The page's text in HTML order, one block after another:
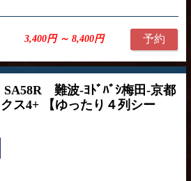
3,400円 ～ 8,400円 予約
SA58R 難波-ﾖﾄﾞﾊﾞｼ梅田-京都
ス4+ 【ゆったり４列シー
ン